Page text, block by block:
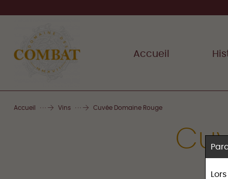
Accueil
Accueil Vins Cuvée Domaine Rouge